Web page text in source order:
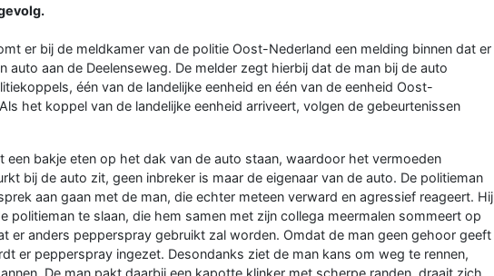
er bij de meldkamer van de politie Oost-Nederland een melding binnen dat er
auto aan de Deelenseweg. De melder zegt hierbij dat de man bij de auto
één van de landelijke eenheid en één van de eenheid Oost-
het koppel van de landelijke eenheid arriveert, volgen de gebeurtenissen
een bakje eten op het dak van de auto staan, waardoor het vermoeden
bij de auto zit, geen inbreker is maar de eigenaar van de auto. De politieman
aan gaan met de man, die echter meteen verward en agressief reageert. Hij
politieman te slaan, die hem samen met zijn collega meermalen sommeert op
er anders pepperspray gebruikt zal worden. Omdat de man geen gehoor geeft
er pepperspray ingezet. Desondanks ziet de man kans om weg te rennen,
De man pakt daarbij een kapotte klinker met scherpe randen, draait zich